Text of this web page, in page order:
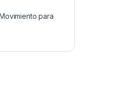
para